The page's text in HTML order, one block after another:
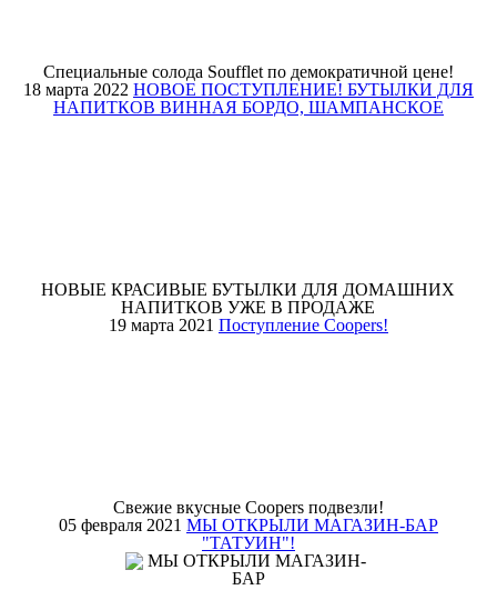
Специальные солода Soufflet по демократичной цене!
18 марта 2022 НОВОЕ ПОСТУПЛЕНИЕ! БУТЫЛКИ ДЛЯ
НАПИТКОВ ВИННАЯ БОРДО, ШАМПАНСКОЕ
НОВЫЕ КРАСИВЫЕ БУТЫЛКИ ДЛЯ ДОМАШНИХ
НАПИТКОВ УЖЕ В ПРОДАЖЕ
19 марта 2021 Поступление Coopers!
Свежие вкусные Coopers подвезли!
05 февраля 2021 МЫ ОТКРЫЛИ МАГАЗИН-БАР
"ТАТУИН"!